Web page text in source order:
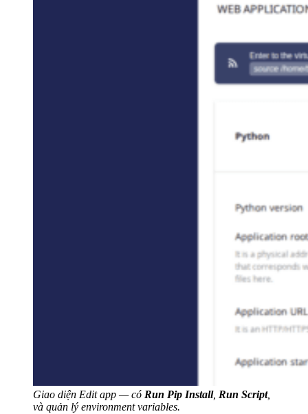
Giao diện Edit app — có Run Pip Install, Run Script,
và quản lý environment variables.